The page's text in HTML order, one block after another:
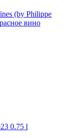
(by Philippe
вино